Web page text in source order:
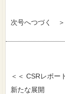
次号へつづく ＞
＜＜ CSRレポ
新たな展開